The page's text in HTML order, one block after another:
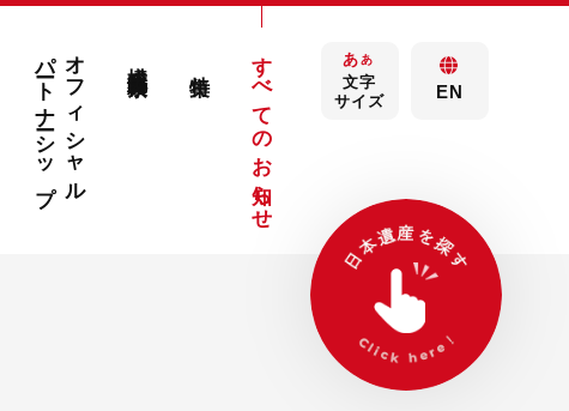
オフィシャル
パートナーシップ すべてのお知らせ あ あ
文字
サイズ
EN